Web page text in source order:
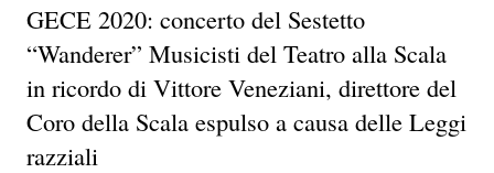
GECE 2020: concerto del Sestetto
“Wanderer” Musicisti del Teatro alla Scala
in ricordo di Vittore Veneziani, direttore del
Coro della Scala espulso a causa delle Leggi
razziali